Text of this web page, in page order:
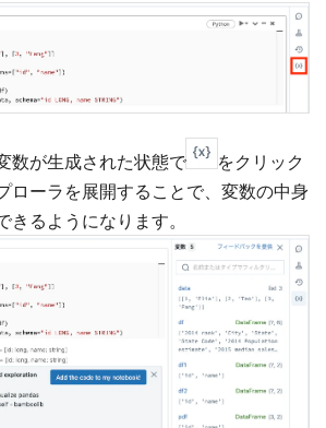
数が生成された状態で
をクリック
ローラを展開することで、変数の中身
きるようになります。